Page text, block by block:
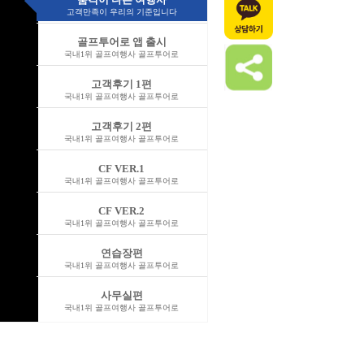
고객만족이 우리의 기준입니다
골프투어로 앱 출시
국내1위 골프여행사 골프투어로
고객후기 1편
국내1위 골프여행사 골프투어로
고객후기 2편
국내1위 골프여행사 골프투어로
CF VER.1
국내1위 골프여행사 골프투어로
CF VER.2
국내1위 골프여행사 골프투어로
연습장편
국내1위 골프여행사 골프투어로
사무실편
국내1위 골프여행사 골프투어로